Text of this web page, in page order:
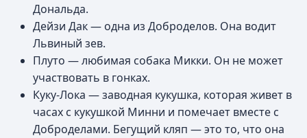
Дональда.
Дейзи Дак — одна из Доброделов. Она водит
Львиный зев.
Плуто — любимая собака Микки. Он не может
участвовать в гонках.
Куку-Лока — заводная кукушка, которая живет в
часах с кукушкой Минни и помечает вместе с
Доброделами. Бегущий кляп — это то, что она